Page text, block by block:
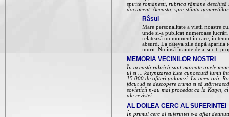
spirite românesti, rubrica rãmâne
document. Aceasta, spre stiinta
Râsul
Mare personalitate a vietii noastre
unde si-a publicat numeroase
relateazã un moment în care, în
absurd. La câteva zile dupã
murit. Nu însã înainte de a-si citi
MEMORIA VECINILOR NOSTRI
În aceastã rubricã sunt marcate unele
ul si ... katynizarea Este cunoscutã lumii
15.000 de ofiteri polonezi. La acea orã,
fãcut sã se descopere crima si sã
sovieticii n-au mai procedat ca la Katyn,
ale revistei.
AL DOILEA CERC AL SUFERINTEI
În primul cerc al suferintei s-a aflat